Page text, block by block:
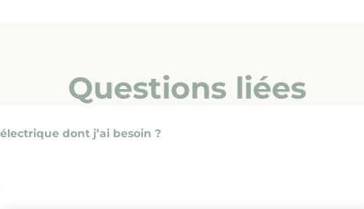
Questions liées
dont j’ai besoin ?